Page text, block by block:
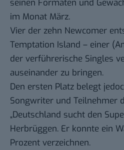
seinen Formaten und
im Monat März.
Vier der zehn Newcomer
Temptation Island – einer
der verführerische Singles
auseinander zu bringen.
Den ersten Platz belegt
Songwriter und Teilnehmer
„Deutschland sucht den
Herbrüggen. Er konnte ein
Prozent verzeichnen.